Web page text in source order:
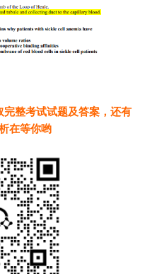
整考试试题及答案，还有
在等你哟